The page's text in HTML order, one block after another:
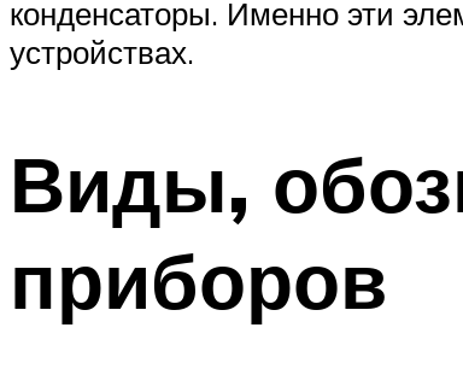
конденсаторы. Именно эти
устройствах.
Виды,
приборов